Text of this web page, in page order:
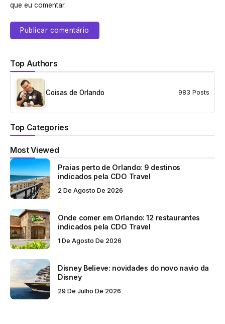
que eu comentar.
Top Authors
Coisas de Orlando 983 Posts
Top Categories
Most Viewed
Praias perto de Orlando: 9 destinos
indicados pela CDO Travel
2 De Agosto De 2026
Onde comer em Orlando: 12 restaurantes
indicados pela CDO Travel
1 De Agosto De 2026
Disney Believe: novidades do novo navio da
Disney
29 De Julho De 2026